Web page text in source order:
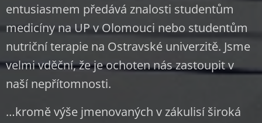
entusiasmem předává znalosti studentům
medicíny na UP v Olomouci nebo studentům
nutriční terapie na Ostravské univerzitě. Jsme
velmi vděční, že je ochoten nás zastoupit v
naší nepřítomnosti.
…kromě výše jmenovaných v zákulisí široká